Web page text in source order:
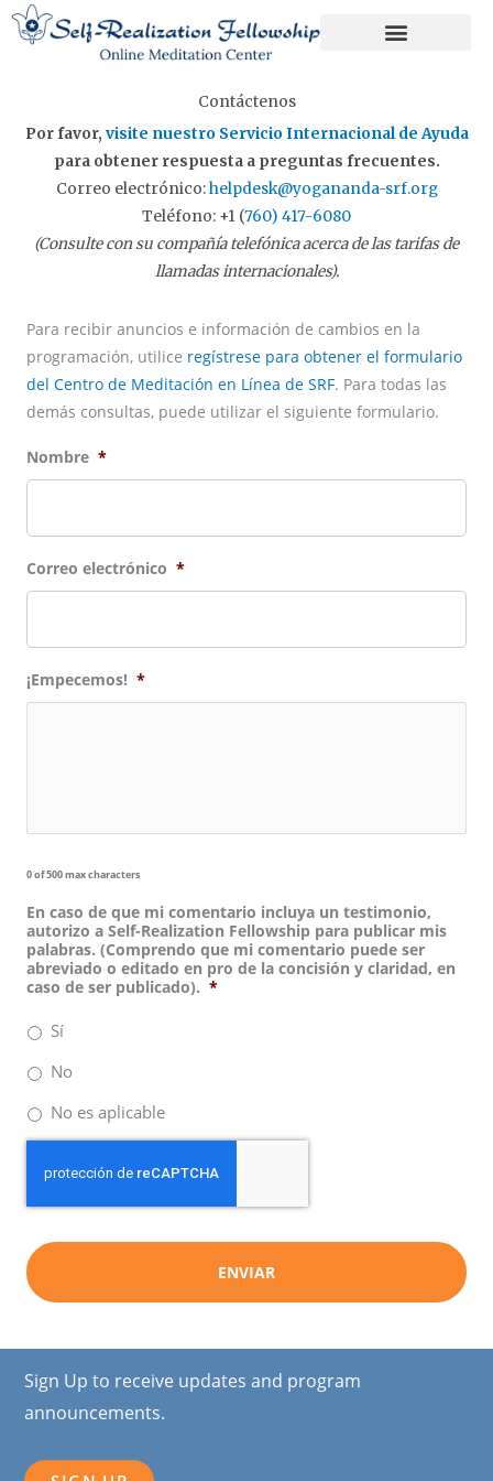
Skip
Contáctenos
Por favor, visite nuestro Servicio Internacional de Ayuda
para obtener respuesta a preguntas frecuentes.
Correo electrónico:helpdesk@yogananda-srf.org
Teléfono: +1 (760) 417-6080
(Consulte con su compañía telefónica acerca de las tarifas de
llamadas internacionales).
Para recibir anuncios e información de cambios en la
programación, utilice regístrese para obtener el formulario
del Centro de Meditación en Línea de SRF. Para todas las
demás consultas, puede utilizar el siguiente formulario.
Nombre *
Correo electrónico *
¡Empecemos! *
0 of 500 max characters
En caso de que mi comentario incluya un testimonio,
autorizo a Self-Realization Fellowship para publicar mis
palabras. (Comprendo que mi comentario puede ser
abreviado o editado en pro de la concisión y claridad, en
caso de ser publicado). *
Sí
No
No es aplicable
Sign Up to receive updates and program
announcements.